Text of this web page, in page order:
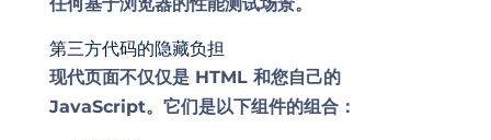
第三方代码的隐藏负担
现代页面不仅仅是 HTML 和您自己的
JavaScript。它们是以下组件的组合：